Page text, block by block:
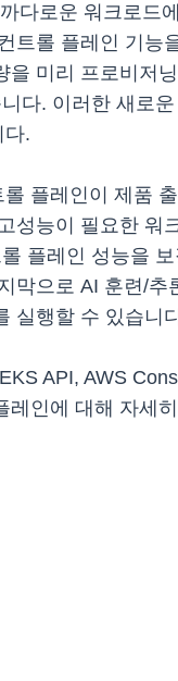
다로운 워크로
트롤 플레인 기
미리 프로비저
다. 이러한 새로
다.
플레인이 제품
성능이 필요한
플레인 성능을
막으로 AI 훈련/
실행할 수 있습니
API, AWS
인에 대해 자세